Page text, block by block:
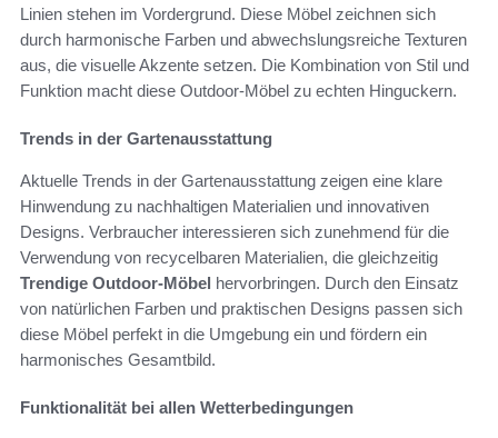
Linien stehen im Vordergrund. Diese Möbel zeichnen sich
durch harmonische Farben und abwechslungsreiche Texturen
aus, die visuelle Akzente setzen. Die Kombination von Stil und
Funktion macht diese Outdoor-Möbel zu echten Hinguckern.
Trends in der Gartenausstattung
Aktuelle Trends in der Gartenausstattung zeigen eine klare
Hinwendung zu nachhaltigen Materialien und innovativen
Designs. Verbraucher interessieren sich zunehmend für die
Verwendung von recycelbaren Materialien, die gleichzeitig
Trendige Outdoor-Möbel hervorbringen. Durch den Einsatz
von natürlichen Farben und praktischen Designs passen sich
diese Möbel perfekt in die Umgebung ein und fördern ein
harmonisches Gesamtbild.
Funktionalität bei allen Wetterbedingungen